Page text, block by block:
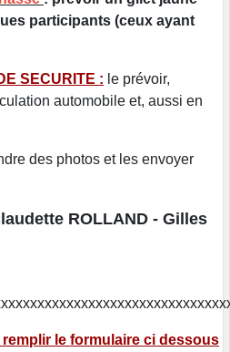
participants (ceux ayant
SECURITE : le prévoir,
automobile et, aussi en
des photos et les envoyer
ROLLAND - Gilles
le formulaire ci dessous